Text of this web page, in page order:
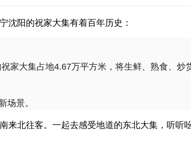
沈阳的祝家大集有着百年历史：
家大集占地4.67万平方米，将生鲜、熟食、炒
场景。
来北往客。一起去感受地道的东北大集，听听